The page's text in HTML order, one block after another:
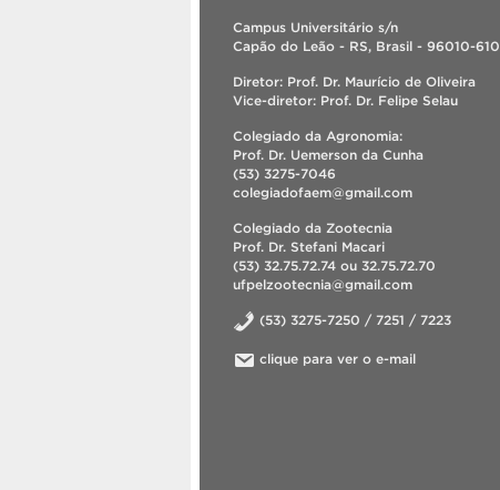
Campus Universitário s/n
Capão do Leão - RS, Brasil - 96010-610
Diretor: Prof. Dr. Maurício de Oliveira
Vice-diretor: Prof. Dr. Felipe Selau
Colegiado da Agronomia:
Prof. Dr. Uemerson da Cunha
(53) 3275-7046
colegiadofaem@gmail.com
Colegiado da Zootecnia
Prof. Dr. Stefani Macari
(53) 32.75.72.74 ou 32.75.72.70
ufpelzootecnia@gmail.com
(53) 3275-7250 / 7251 / 7223
clique para ver o e-mail